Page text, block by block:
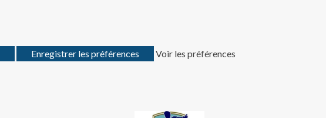
Enregistrer les préférences
Voir les préférences